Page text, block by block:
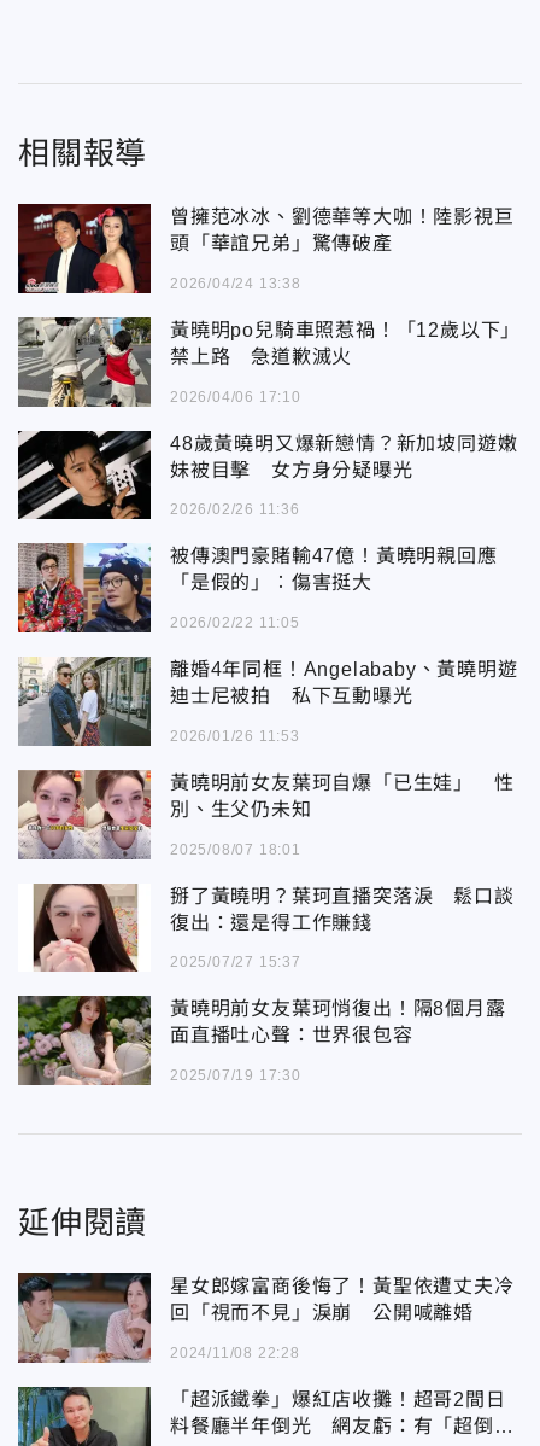
相關報導
曾擁范冰冰、劉德華等大咖！陸影視巨
頭「華誼兄弟」驚傳破產
2026/04/24 13:38
黃曉明po兒騎車照惹禍！「12歲以下」
禁上路 急道歉滅火
2026/04/06 17:10
48歲黃曉明又爆新戀情？新加坡同遊嫩
妹被目擊 女方身分疑曝光
2026/02/26 11:36
被傳澳門豪賭輸47億！黃曉明親回應
「是假的」︰傷害挺大
2026/02/22 11:05
離婚4年同框！Angelababy、黃曉明遊
迪士尼被拍 私下互動曝光
2026/01/26 11:53
黃曉明前女友葉珂自爆「已生娃」 性
別、生父仍未知
2025/08/07 18:01
掰了黃曉明？葉珂直播突落淚 鬆口談
復出：還是得工作賺錢
2025/07/27 15:37
黃曉明前女友葉珂悄復出！隔8個月露
面直播吐心聲：世界很包容
2025/07/19 17:30
延伸閱讀
星女郎嫁富商後悔了！黃聖依遭丈夫冷
回「視而不見」淚崩 公開喊離婚
2024/11/08 22:28
「超派鐵拳」爆紅店收攤！超哥2間日
料餐廳半年倒光 網友虧：有「超倒